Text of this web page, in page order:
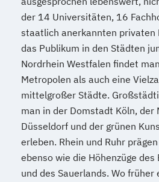
der 14 Universitäten, 16
staatlich anerkannten privaten
das Publikum in den Städten
Nordrhein Westfalen findet
Metropolen als auch eine
mittelgroßer Städte.
man in der Domstadt Köln, der
Düsseldorf und der grünen
erleben. Rhein und Ruhr
ebenso wie die Höhenzüge des
und des Sauerlands. Wo früher